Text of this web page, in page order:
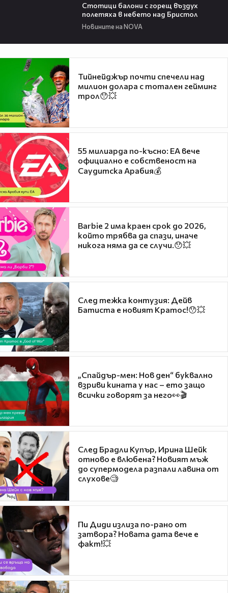
Стотици балони с горещ въздух
полетяха в небето над Бристол
Новините на NOVA
Тийнейджър почти спечели над
милион долара с тотален гейминг
трол😯💥
55 милиарда по-късно: EA вече
официално е собственост на
Саудитска Арабия💰
Barbie 2 има краен срок до 2026,
който трябва да спази, иначе
никога няма да се случи.😯💥
След тежка контузия: Дейв
Батиста е новият Кратос!😯💥
„Спайдър-мен: Нов ден“ буквално
взриви кината у нас – ето защо
всички говорят за него👀🎬
След Брадли Купър, Ирина Шейк
отново е влюбена? Новият мъж
до супермодела разпали лавина от
слухове🧐
Пи Диди излиза по-рано от
затвора? Новата дата вече е
факт!💥